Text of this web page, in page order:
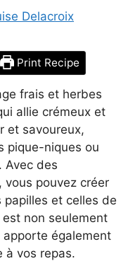
Delacroix
Print Recipe
frais et herbes
allie crémeux et
et savoureux,
pique-niques ou
Avec des
vous pouvez créer
et celles de
non seulement
apporte également
à vos repas.